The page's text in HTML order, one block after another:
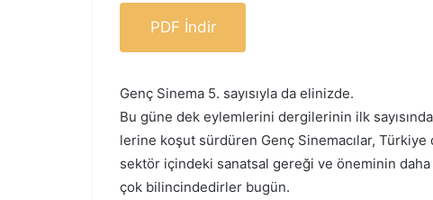
PDF İndir
Genç Sinema 5. sayısıyla da elinizde.
Bu güne dek eylemlerini dergilerinin ilk sayısında
lerine koşut sürdüren Genç Sinemacılar,
sektör içindeki sanatsal gereği ve öneminin daha
çok bilincindedirler bugün.